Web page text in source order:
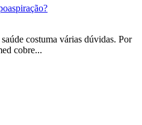
costuma várias dúvidas. Por
cobre...